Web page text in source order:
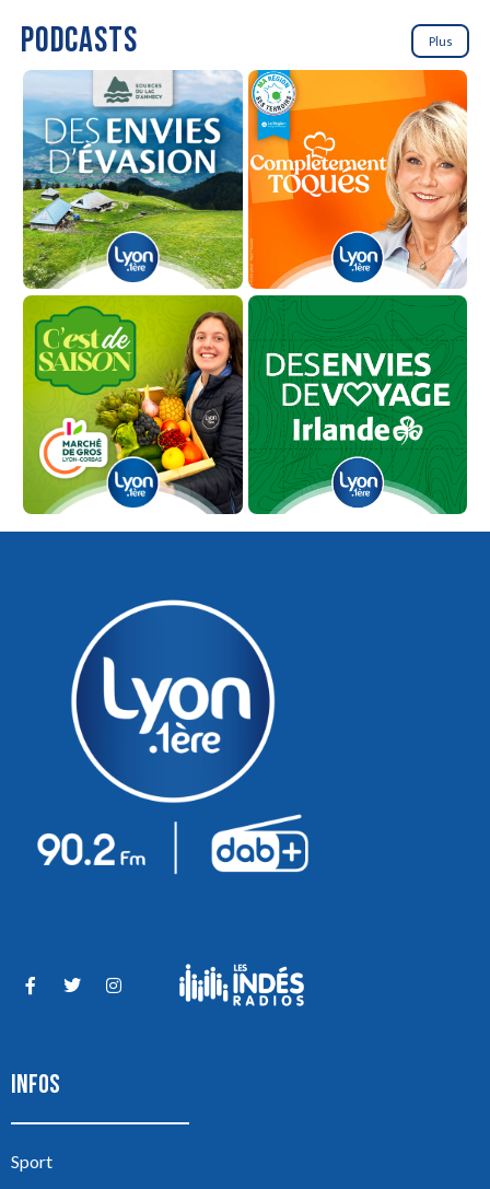
PODCASTS Plus
INFOS
Sport